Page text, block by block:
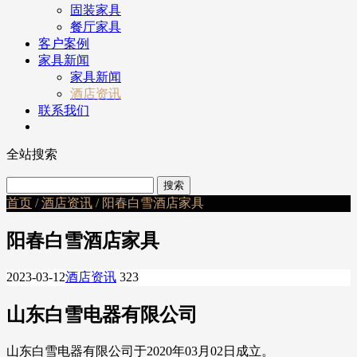
固装家具
餐厅家具
客户案例
家具新闻
家具新闻
酒店资讯
联系我们
全站搜索
首页 /酒店资讯 / 阳春白雪酒店家具
阳春白雪酒店家具
2023-03-12酒店资讯 323
山东白雪电器有限公司
山东白雪电器有限公司于2020年03月02日成立。